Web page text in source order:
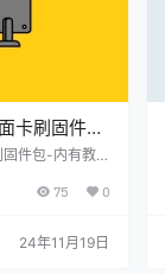
卡刷固件
固件包-内有教
75 0
24年11月19日